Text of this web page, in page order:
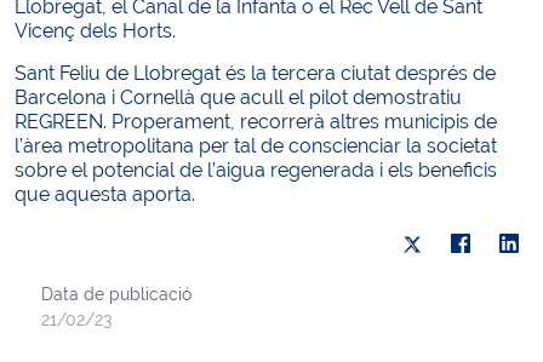
Llobregat, el Canal de la Infanta o el Rec Vell de Sant
Vicenç dels Horts.
Sant Feliu de Llobregat és la tercera ciutat després de
Barcelona i Cornellà que acull el pilot demostratiu
REGREEN. Properament, recorrerà altres municipis de
l’àrea metropolitana per tal de conscienciar la societat
sobre el potencial de l’aigua regenerada i els beneficis
que aquesta aporta.
Data de publicació
21/02/23